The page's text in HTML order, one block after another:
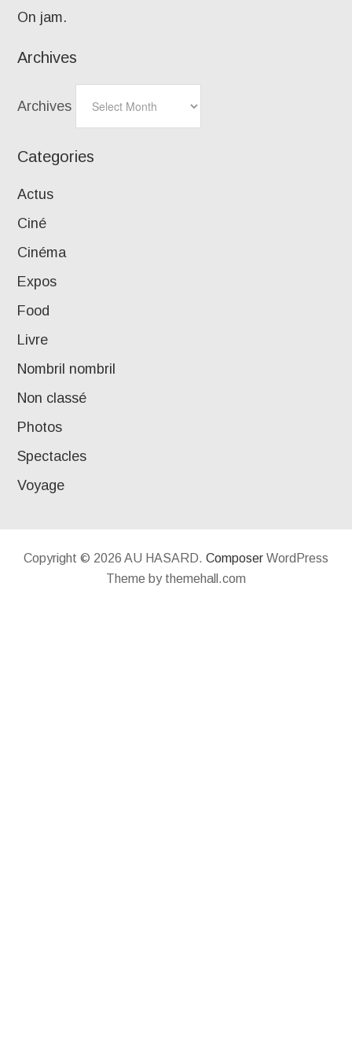
On jam.
Archives
Archives
Categories
Actus
Ciné
Cinéma
Expos
Food
Livre
Nombril nombril
Non classé
Photos
Spectacles
Voyage
Copyright © 2026 AU HASARD. Composer WordPress
Theme by themehall.com